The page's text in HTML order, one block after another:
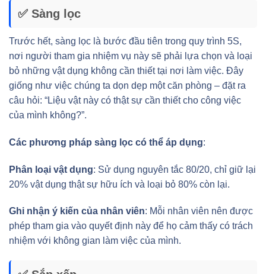
✅ Sàng lọc
Trước hết, sàng lọc là bước đầu tiên trong quy trình 5S,
nơi người tham gia nhiệm vụ này sẽ phải lựa chọn và loại
bỏ những vật dụng không cần thiết tại nơi làm việc. Đây
giống như việc chúng ta dọn dẹp một căn phòng – đặt ra
câu hỏi: “Liệu vật này có thật sự cần thiết cho công việc
của mình không?”.
Các phương pháp sàng lọc có thể áp dụng:
Phân loại vật dụng: Sử dụng nguyên tắc 80/20, chỉ giữ lại
20% vật dụng thật sự hữu ích và loại bỏ 80% còn lại.
Ghi nhận ý kiến của nhân viên: Mỗi nhân viên nên được
phép tham gia vào quyết định này để họ cảm thấy có trách
nhiệm với không gian làm việc của mình.